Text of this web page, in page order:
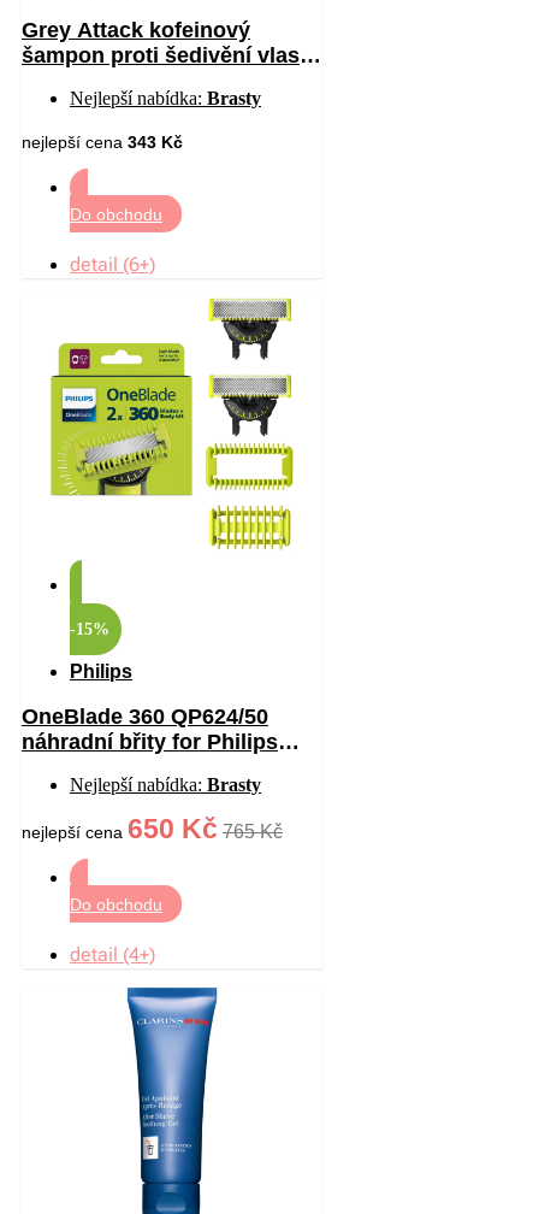
Grey Attack kofeinový
šampon proti šedivění vlasů
Nejlepší nabídka: Brasty
nejlepší cena 343 Kč
Do obchodu
detail (6+)
-15%
Philips
OneBlade 360 QP624/50
náhradní břity for Philips
Nejlepší nabídka: Brasty
nejlepší cena 650 Kč 765 Kč
Do obchodu
detail (4+)